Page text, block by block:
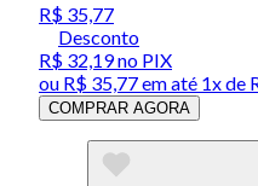
R$ 35,77
Desconto
R$ 32,19no PIX
ou R$ 35,77em até 1x de
COMPRAR AGORA